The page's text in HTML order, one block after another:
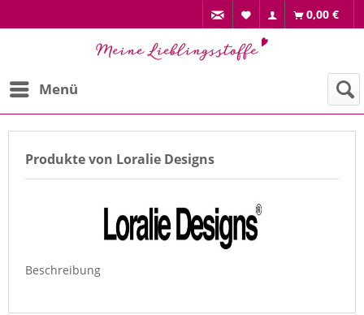
0,00 €
Menü
Produkte von Loralie Designs
Beschreibung